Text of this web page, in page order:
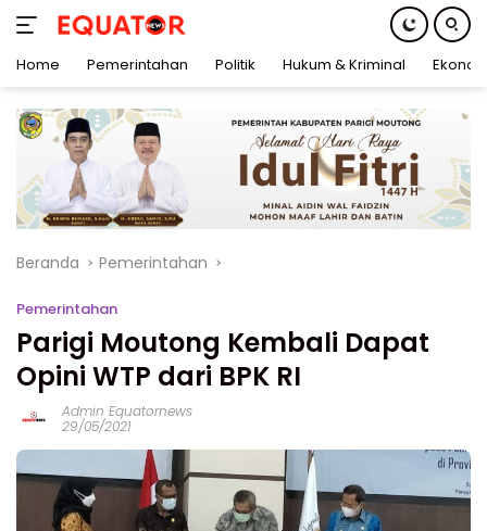
konten
Home Pemerintahan Politik Hukum & Kriminal
Beranda Pemerintahan
Pemerintahan
Parigi Moutong Kembali Dapat
Opini WTP dari BPK RI
Admin Equatornews
29/05/2021